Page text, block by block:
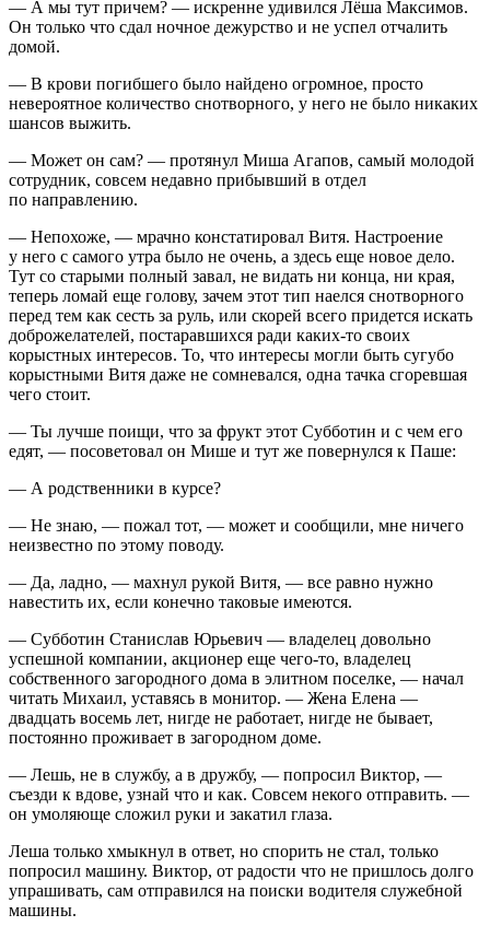
— А мы тут причем? — искренне удивился Лёша Максимов.
Он только что сдал ночное дежурство и не успел отчалить
домой.
— В крови погибшего было найдено огромное, просто
невероятное количество снотворного, у него не было никаких
шансов выжить.
— Может он сам? — протянул Миша Агапов, самый молодой
сотрудник, совсем недавно прибывший в отдел
по направлению.
— Непохоже, — мрачно констатировал Витя. Настроение
у него с самого утра было не очень, а здесь еще новое дело.
Тут со старыми полный завал, не видать ни конца, ни края,
теперь ломай еще голову, зачем этот тип наелся снотворного
перед тем как сесть за руль, или скорей всего придется искать
доброжелателей, постаравшихся ради каких-то своих
корыстных интересов. То, что интересы могли быть сугубо
корыстными Витя даже не сомневался, одна тачка сгоревшая
чего стоит.
— Ты лучше поищи, что за фрукт этот Субботин и с чем его
едят, — посоветовал он Мише и тут же повернулся к Паше:
— А родственники в курсе?
— Не знаю, — пожал тот, — может и сообщили, мне ничего
неизвестно по этому поводу.
— Да, ладно, — махнул рукой Витя, — все равно нужно
навестить их, если конечно таковые имеются.
— Субботин Станислав Юрьевич — владелец довольно
успешной компании, акционер еще чего-то, владелец
собственного загородного дома в элитном поселке, — начал
читать Михаил, уставясь в монитор. — Жена Елена —
двадцать восемь лет, нигде не работает, нигде не бывает,
постоянно проживает в загородном доме.
— Лешь, не в службу, а в дружбу, — попросил Виктор, —
съезди к вдове, узнай что и как. Совсем некого отправить. —
он умоляюще сложил руки и закатил глаза.
Леша только хмыкнул в ответ, но спорить не стал, только
попросил машину. Виктор, от радости что не пришлось долго
упрашивать, сам отправился на поиски водителя служебной
машины.